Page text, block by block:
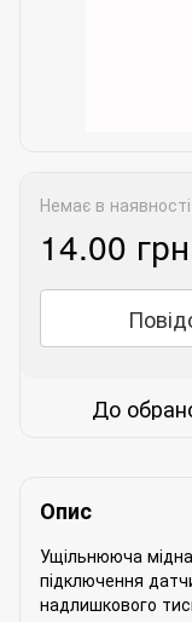
Немає в наявності
14.00 грн
До
Опис
Ущільнююча
підключення
надлишкового